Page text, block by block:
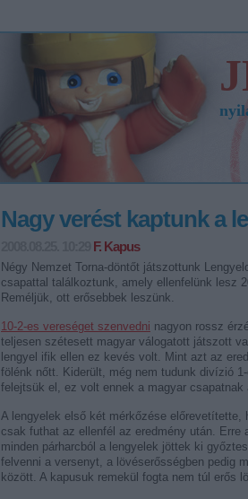
Nagy verést kaptunk a
F. Kapus
Négy Nemzet Torna-döntőt játszottunk
csapattal találkoztunk, amely ellenfelünk lesz
Reméljük, ott erősebbek leszünk.
10-2-es vereséget szenvedni nagyon rossz
teljesen szétesett magyar válogatott játszott
lengyel ifik ellen ez kevés volt. Mint azt az
fölénk nőtt. Kiderült, még nem tudunk divízió
felejtsük el, ez volt ennek a magyar csapatnak
A lengyelek első két mérkőzése előrevetítette,
csak futhat az ellenfél az eredmény után.
minden párharcból a lengyelek jöttek ki
felvenni a versenyt, a lövéserősségben pedig
között. A kapusuk remekül fogta nem túl erős